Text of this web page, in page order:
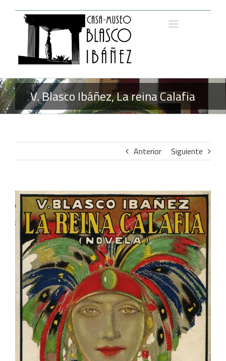
contenido
V. Blasco Ibáñez, La reina Calafia
Anterior Siguiente